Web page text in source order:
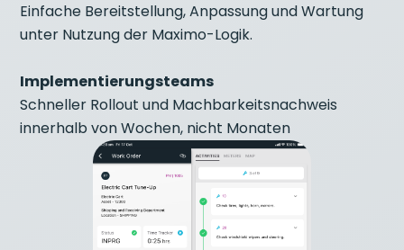
Einfache Bereitstellung, Anpassung und Wartung
unter Nutzung der Maximo-Logik.
Implementierungsteams
Schneller Rollout und Machbarkeitsnachweis
innerhalb von Wochen, nicht Monaten